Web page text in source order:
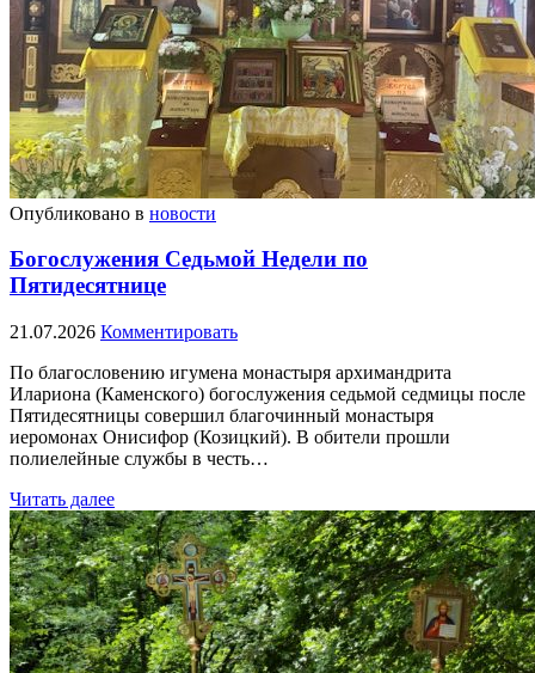
Опубликовано в новости
Богослужения Седьмой Недели по
Пятидесятнице
21.07.2026 Комментировать
По благословению игумена монастыря архимандрита
Илариона (Каменского) богослужения седьмой седмицы после
Пятидесятницы совершил благочинный монастыря
иеромонах Онисифор (Козицкий). В обители прошли
полиелейные службы в честь…
Читать далее